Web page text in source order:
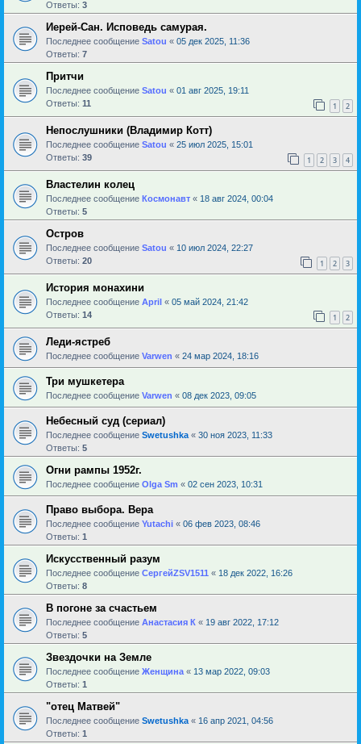
Ответы: 3
Иерей-Сан. Исповедь самурая.
Последнее сообщение Satou « 05 дек 2025, 11:36
Ответы: 7
Притчи
Последнее сообщение Satou « 01 авг 2025, 19:11
Ответы: 11 1 2
Непослушники (Владимир Котт)
Последнее сообщение Satou « 25 июл 2025, 15:01
Ответы: 39 1 2 3 4
Властелин колец
Последнее сообщение Космонавт « 18 авг 2024, 00:04
Ответы: 5
Остров
Последнее сообщение Satou « 10 июл 2024, 22:27
Ответы: 20 1 2 3
История монахини
Последнее сообщение April « 05 май 2024, 21:42
Ответы: 14 1 2
Леди-ястреб
Последнее сообщение Varwen « 24 мар 2024, 18:16
Три мушкетера
Последнее сообщение Varwen « 08 дек 2023, 09:05
Небесный суд (сериал)
Последнее сообщение Swetushka « 30 ноя 2023, 11:33
Ответы: 5
Огни рампы 1952г.
Последнее сообщение Olga Sm « 02 сен 2023, 10:31
Право выбора. Вера
Последнее сообщение Yutachi « 06 фев 2023, 08:46
Ответы: 1
Искусственный разум
Последнее сообщение СергейZSV1511 « 18 дек 2022, 16:26
Ответы: 8
В погоне за счастьем
Последнее сообщение Анастасия К « 19 авг 2022, 17:12
Ответы: 5
Звездочки на Земле
Последнее сообщение Женщина « 13 мар 2022, 09:03
Ответы: 1
"отец Матвей"
Последнее сообщение Swetushka « 16 апр 2021, 04:56
Ответы: 1